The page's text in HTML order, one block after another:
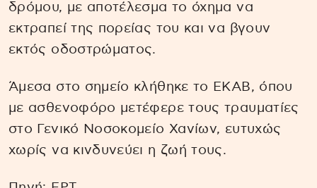
δρόμου, με αποτέλεσμα το όχημα να
εκτραπεί της πορείας του και να βγουν
εκτός οδοστρώματος.
Άμεσα στο σημείο κλήθηκε το ΕΚΑΒ, όπου
με ασθενοφόρο μετέφερε τους τραυματίες
στο Γενικό Νοσοκομείο Χανίων, ευτυχώς
χωρίς να κινδυνεύει η ζωή τους.